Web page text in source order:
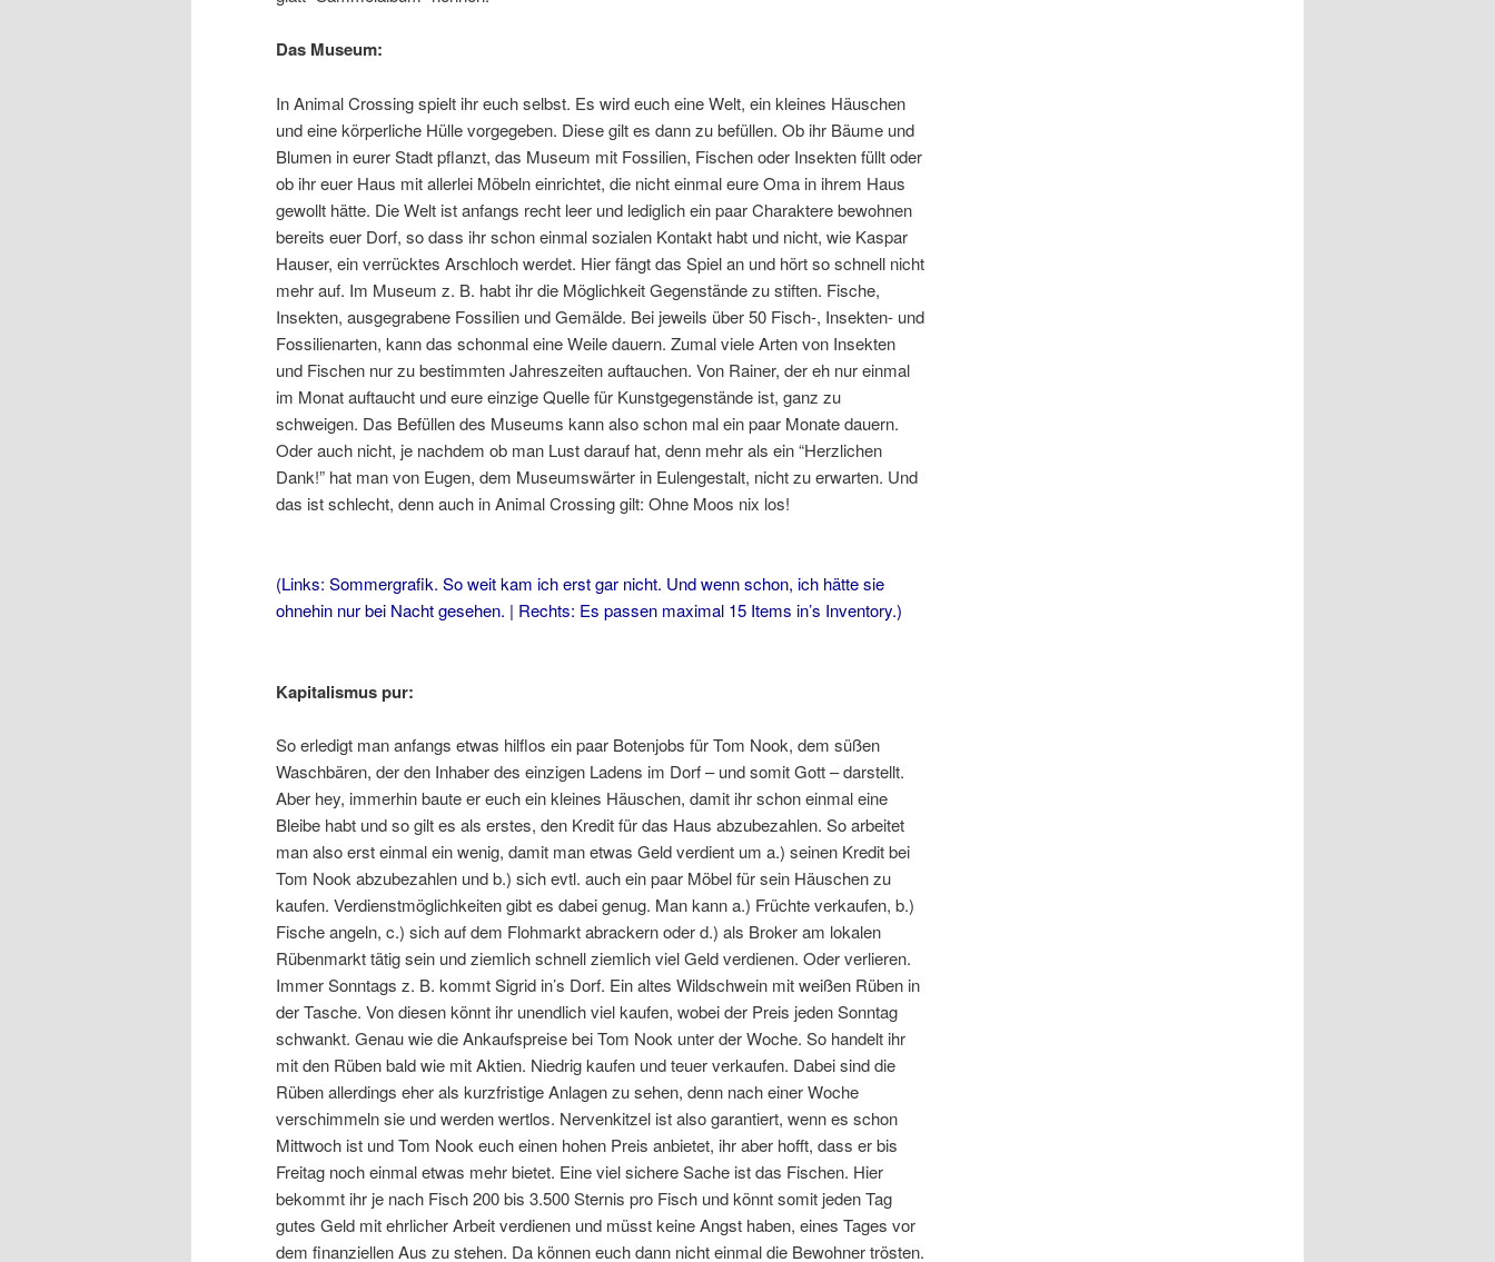
Das Museum:
In Animal Crossing spielt ihr euch selbst. Es wird euch eine Welt, ein kleines Häuschen
und eine körperliche Hülle vorgegeben. Diese gilt es dann zu befüllen. Ob ihr Bäume und
Blumen in eurer Stadt pflanzt, das Museum mit Fossilien, Fischen oder Insekten füllt oder
ob ihr euer Haus mit allerlei Möbeln einrichtet, die nicht einmal eure Oma in ihrem Haus
gewollt hätte. Die Welt ist anfangs recht leer und lediglich ein paar Charaktere bewohnen
bereits euer Dorf, so dass ihr schon einmal sozialen Kontakt habt und nicht, wie Kaspar
Hauser, ein verrücktes Arschloch werdet. Hier fängt das Spiel an und hört so schnell nicht
mehr auf. Im Museum z. B. habt ihr die Möglichkeit Gegenstände zu stiften. Fische,
Insekten, ausgegrabene Fossilien und Gemälde. Bei jeweils über 50 Fisch-, Insekten- und
Fossilienarten, kann das schonmal eine Weile dauern. Zumal viele Arten von Insekten
und Fischen nur zu bestimmten Jahreszeiten auftauchen. Von Rainer, der eh nur einmal
im Monat auftaucht und eure einzige Quelle für Kunstgegenstände ist, ganz zu
schweigen. Das Befüllen des Museums kann also schon mal ein paar Monate dauern.
Oder auch nicht, je nachdem ob man Lust darauf hat, denn mehr als ein “Herzlichen
Dank!” hat man von Eugen, dem Museumswärter in Eulengestalt, nicht zu erwarten. Und
das ist schlecht, denn auch in Animal Crossing gilt: Ohne Moos nix los!
(Links: Sommergrafik. So weit kam ich erst gar nicht. Und wenn schon, ich hätte sie
ohnehin nur bei Nacht gesehen. | Rechts: Es passen maximal 15 Items in’s Inventory.)
Kapitalismus pur:
So erledigt man anfangs etwas hilflos ein paar Botenjobs für Tom Nook, dem süßen
Waschbären, der den Inhaber des einzigen Ladens im Dorf – und somit Gott – darstellt.
Aber hey, immerhin baute er euch ein kleines Häuschen, damit ihr schon einmal eine
Bleibe habt und so gilt es als erstes, den Kredit für das Haus abzubezahlen. So arbeitet
man also erst einmal ein wenig, damit man etwas Geld verdient um a.) seinen Kredit bei
Tom Nook abzubezahlen und b.) sich evtl. auch ein paar Möbel für sein Häuschen zu
kaufen. Verdienstmöglichkeiten gibt es dabei genug. Man kann a.) Früchte verkaufen, b.)
Fische angeln, c.) sich auf dem Flohmarkt abrackern oder d.) als Broker am lokalen
Rübenmarkt tätig sein und ziemlich schnell ziemlich viel Geld verdienen. Oder verlieren.
Immer Sonntags z. B. kommt Sigrid in’s Dorf. Ein altes Wildschwein mit weißen Rüben in
der Tasche. Von diesen könnt ihr unendlich viel kaufen, wobei der Preis jeden Sonntag
schwankt. Genau wie die Ankaufspreise bei Tom Nook unter der Woche. So handelt ihr
mit den Rüben bald wie mit Aktien. Niedrig kaufen und teuer verkaufen. Dabei sind die
Rüben allerdings eher als kurzfristige Anlagen zu sehen, denn nach einer Woche
verschimmeln sie und werden wertlos. Nervenkitzel ist also garantiert, wenn es schon
Mittwoch ist und Tom Nook euch einen hohen Preis anbietet, ihr aber hofft, dass er bis
Freitag noch einmal etwas mehr bietet. Eine viel sichere Sache ist das Fischen. Hier
bekommt ihr je nach Fisch 200 bis 3.500 Sternis pro Fisch und könnt somit jeden Tag
gutes Geld mit ehrlicher Arbeit verdienen und müsst keine Angst haben, eines Tages vor
dem finanziellen Aus zu stehen. Da können euch dann nicht einmal die Bewohner trösten.